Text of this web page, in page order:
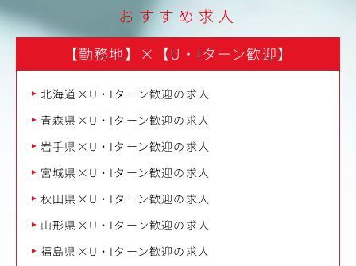
立案した戦略を実行するために、企画・アイデアの力を活
かして、さまざまなコミュニケーション設計やクリエイテ
ィブ制作を行います。
●STEP４
しながら定点観測を行い、設定した成果目標が達成される
まで、継続的に施策を実施します。
＜職種・働き方について＞
ディレクターが中心となり、社内・社外の垣根を超えたチ
ームをつくり、それぞれの強みを活かしながら、クライア
ントとの信頼構築、課題の抽出、コンセプト設計、企画立
案や提案、クリエイティブディレクション、コピーライテ
ィング、デザイン、プロジェクトマネジメント、予算管理
など幅広く行い、経営にインパクトをもたらすブランディ
おすすめ求人
【勤務地】 × 【U・Iターン歓迎】
北海道×U・Iターン歓迎の求人
青森県×U・Iターン歓迎の求人
岩手県×U・Iターン歓迎の求人
宮城県×U・Iターン歓迎の求人
秋田県×U・Iターン歓迎の求人
山形県×U・Iターン歓迎の求人
福島県×U・Iターン歓迎の求人